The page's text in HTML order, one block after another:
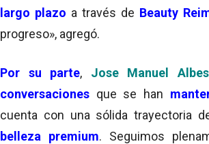
largo plazo a través de Beauty
progreso», agregó.
Por su parte, Jose Manuel
conversaciones que se han
cuenta con una sólida trayectoria
belleza premium. Seguimos